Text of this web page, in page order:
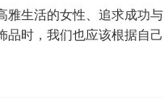
雅生活的女性、追求成功与
品时，我们也应该根据自己